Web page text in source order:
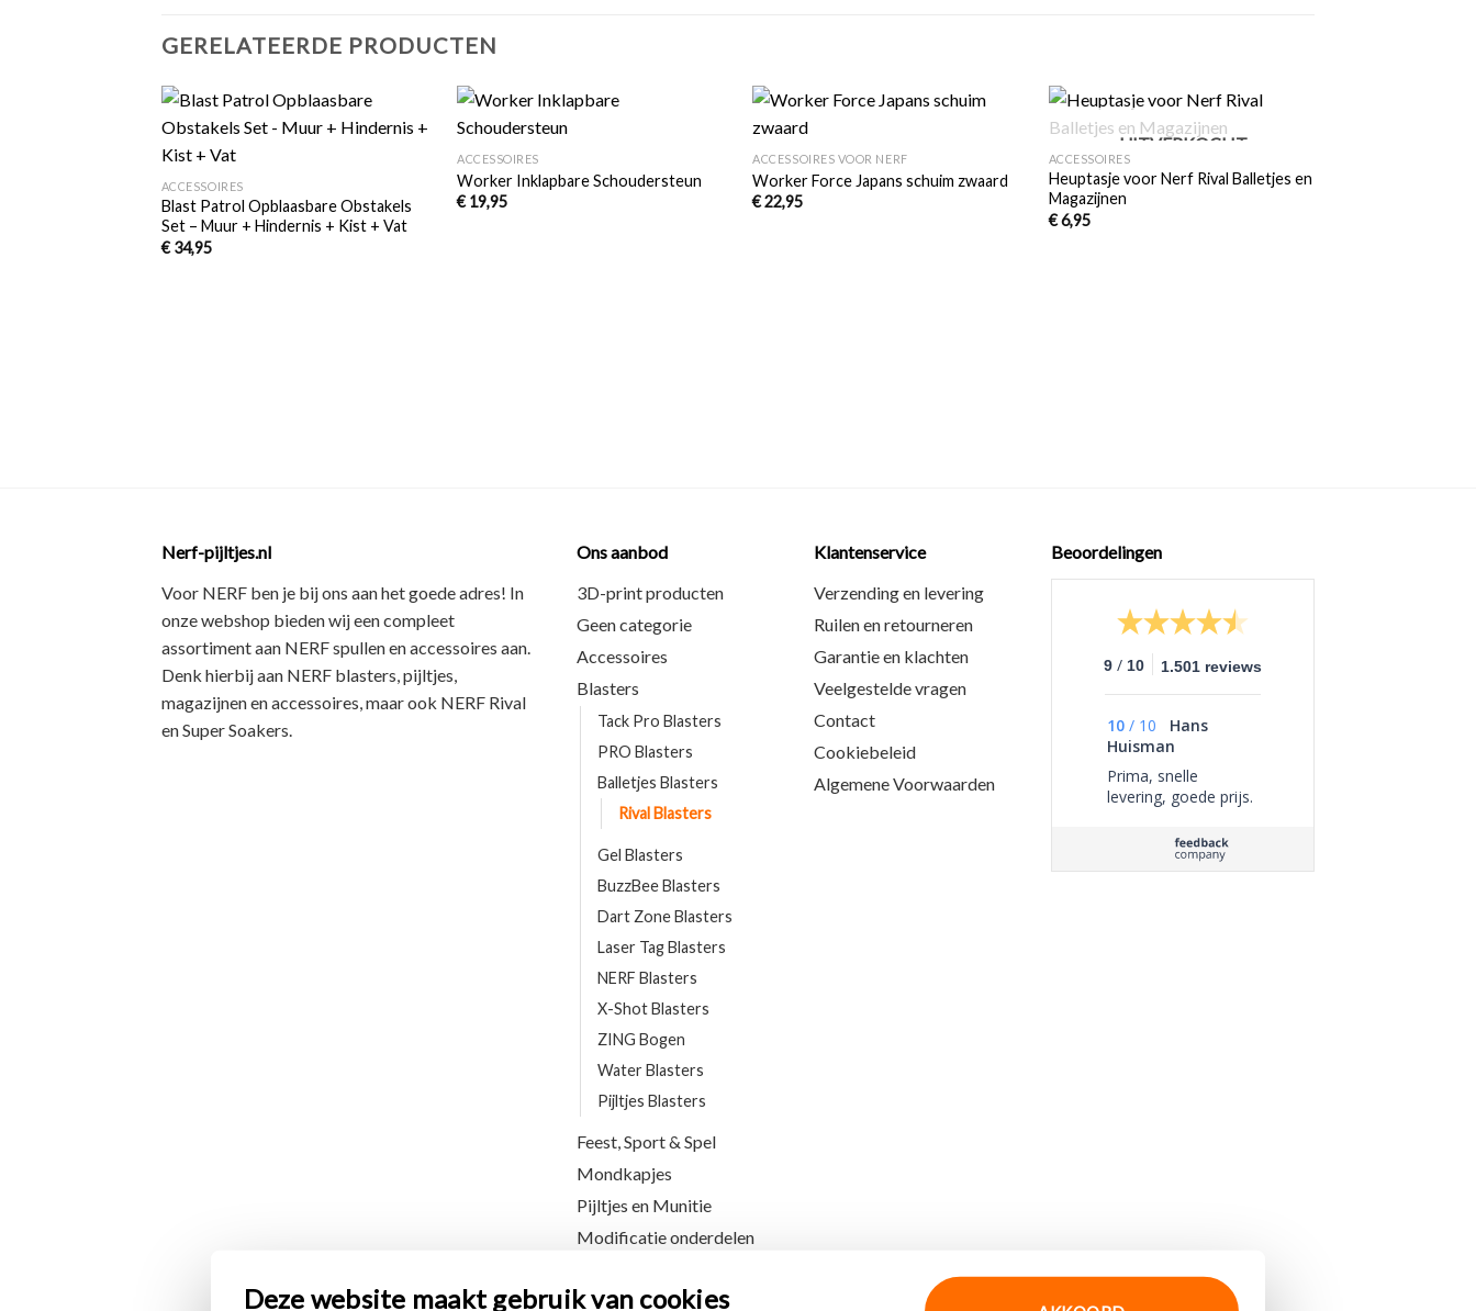
Deze website maakt gebruik van cookies
GERELATEERDE PRODUCTEN
+
ACCESSOIRES
Blast Patrol Opblaasbare Obstakels
Set – Muur + Hindernis + Kist + Vat
€34,95
verlanglijst
ACCESSOIRES
Worker Inklapbare Schoudersteun
€19,95
verlanglijst
ACCESSOIRES VOOR NERF
Worker Force Japans schuim zwaard
€22,95
verlanglijst
+
UITVERKOCHT
ACCESSOIRES
Heuptasje voor Nerf Rival Balletjes en
Magazijnen
€6,95
Nerf-pijltjes.nl
Voor NERF ben je bij ons aan het goede adres! In
onze webshop bieden wij eencompleet
assortimentaan NERF spullen en accessoires aan.
Denk hierbij aan NERF blasters, pijltjes,
magazijnen en accessoires, maar ook NERF Rival
en Super Soakers.
Ons aanbod
3D-print producten
Geen categorie
Accessoires
Blasters
Tack Pro Blasters
PRO Blasters
Balletjes Blasters
Rival Blasters
Gel Blasters
BuzzBee Blasters
Dart Zone Blasters
Laser Tag Blasters
NERF Blasters
X-Shot Blasters
ZING Bogen
Water Blasters
Pijltjes Blasters
Feest, Sport & Spel
Mondkapjes
Pijltjes en Munitie
Modificatie onderdelen
Klantenservice
Verzending en levering
Ruilen en retourneren
Garantie en klachten
Veelgestelde vragen
Contact
Cookiebeleid
Algemene Voorwaarden
Beoordelingen
9 / 10 1.501 reviews
10 / 10
Hans
Huisman
Prima, snelle
levering, goede prijs.